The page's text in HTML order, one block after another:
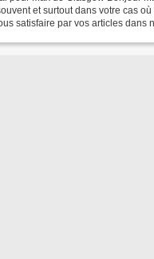
et surtout dans votre cas
satisfaire par vos articles dans